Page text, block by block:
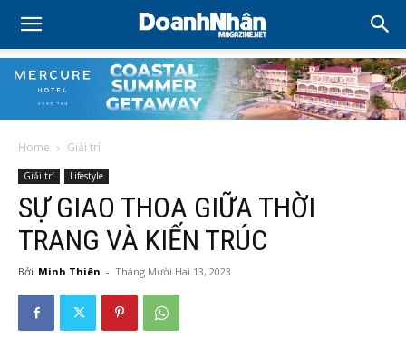
Home Giải trí
Giải trí Lifestyle
SỰ GIAO THOA GIỮA THỜI
TRANG VÀ KIẾN TRÚC
Bởi Minh Thiên - Tháng Mười Hai 13, 2023